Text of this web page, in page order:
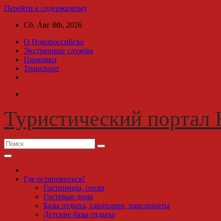
Перейти к содержимому
Сб. Авг 8th, 2026
О Новороссийске
Экстренные службы
Парковки
Транспорт
Туристический портал
Где остановиться?
Гостиницы, отели
Гостевые дома
Базы отдыха, санатории, пансионаты
Детские базы отдыха